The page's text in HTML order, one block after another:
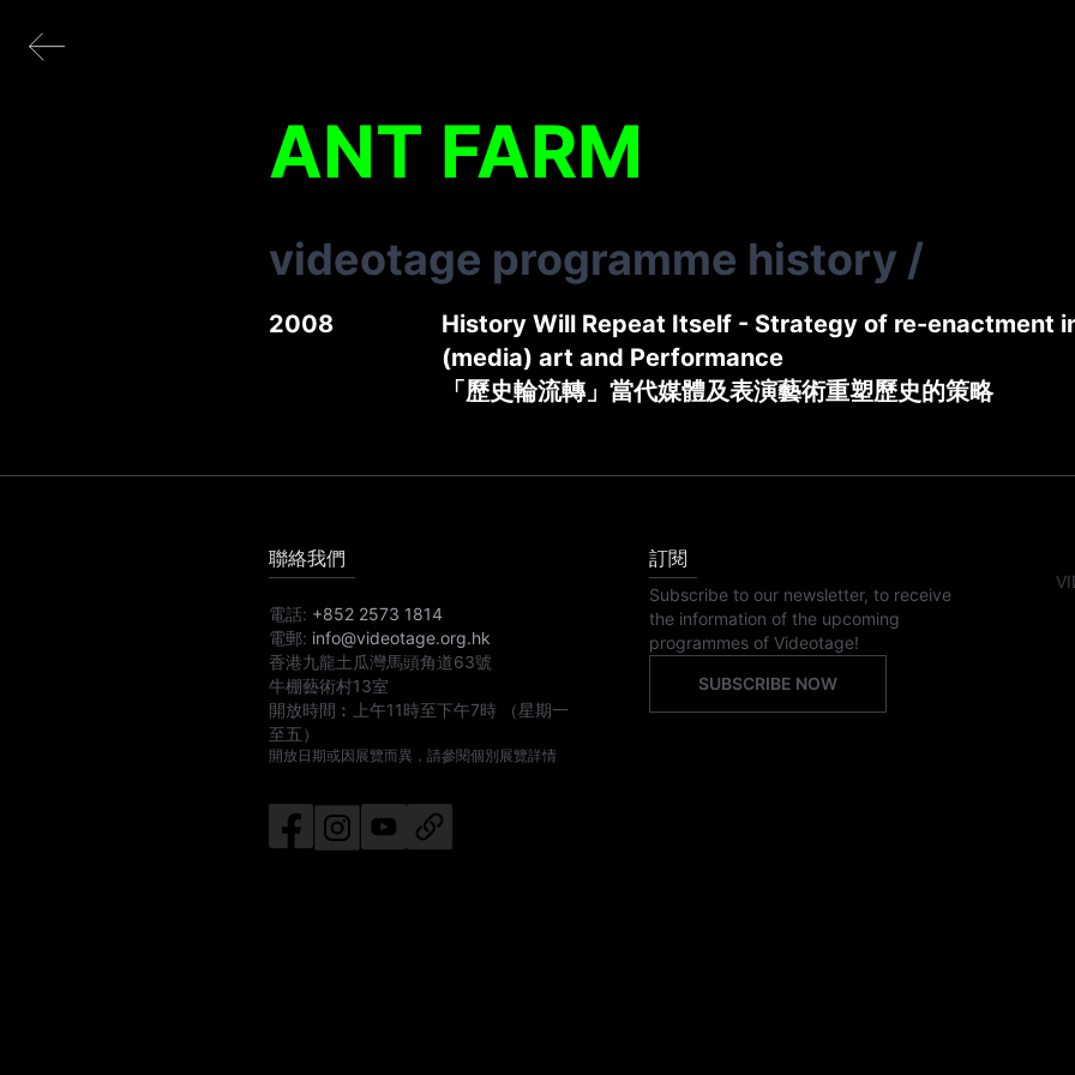
ANT FARM
videotage programme history /
2008
History Will Repeat Itself - Strategy of re-enactment
(media) art and Performance
「歷史輪流轉」當代媒體及表演藝術重塑歷史的策略
聯絡我們
電話: +852 2573 1814
電郵: info@videotage.org.hk
香港九龍土瓜灣馬頭角道63號
牛棚藝術村13室
開放時間︰
上午11時至下午7時
（星期一
至五）
開放日期或因展覽而異，請參閱個別展覽詳情
訂閱
Subscribe to our newsletter, to receive
the information of the upcoming
programmes of Videotage!
SUBSCRIBE NOW